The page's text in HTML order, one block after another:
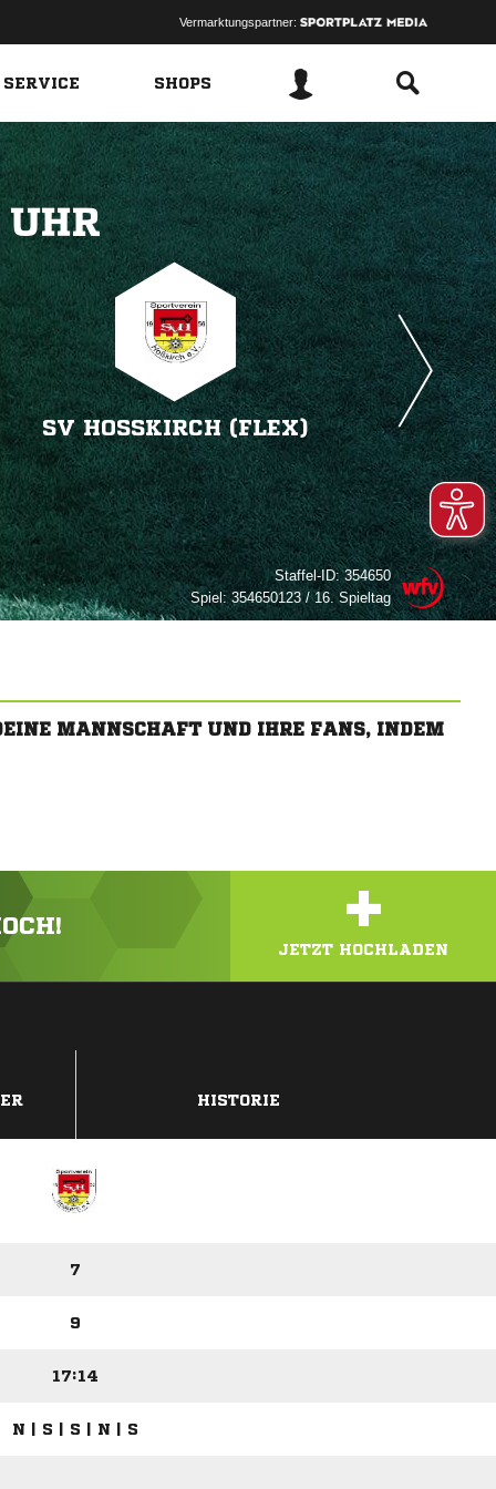
Vermarktungspartner:
SHOPS

SV HOSSKIRCH (FLEX)
Staffel-ID:354650
Spiel:354650123 / 16. Spieltag
MANNSCHAFT UND IHRE FANS, INDEM
+
JETZT HOCHLADEN
HISTORIE
7
9
17:14
N | S | S | N | S